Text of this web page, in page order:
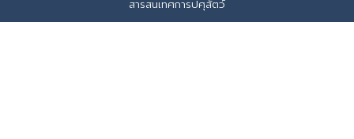
สารสนเทศการปศุสัตว์